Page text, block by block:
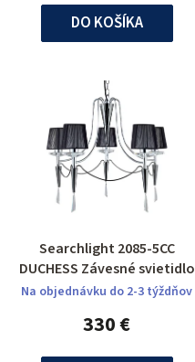
DO KOŠÍKA
Searchlight 2085-5CC
DUCHESS Závesné svietidlo
Na objednávku do 2-3 týždňov
330 €